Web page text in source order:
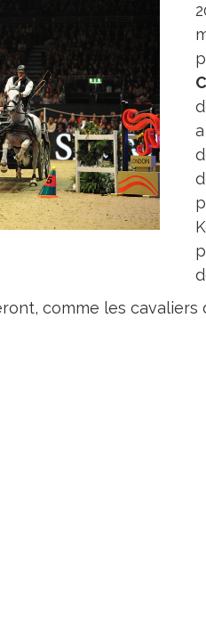
comme les cavaliers